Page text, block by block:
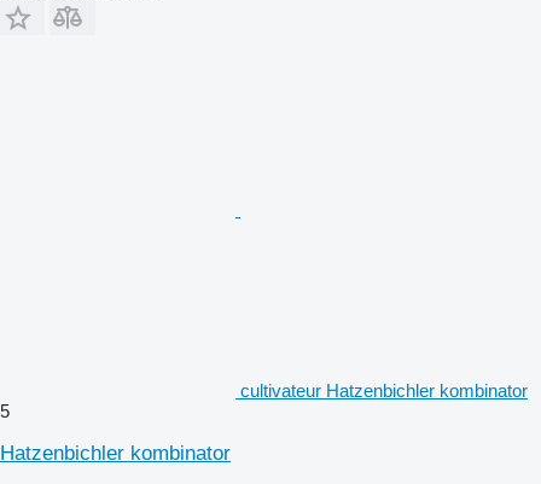
cultivateur Hatzenbichler kombinator
5
Hatzenbichler kombinator